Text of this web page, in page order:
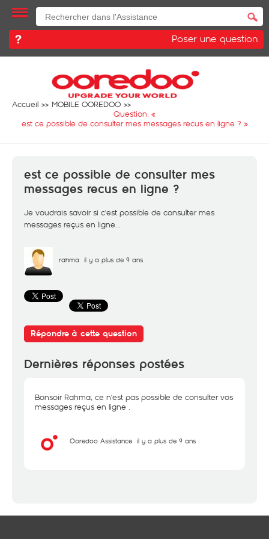
Poser une question
Accueil
MOBILE OOREDOO
Question: «
est ce possible de consulter mes messages recus en ligne ? »
est ce possible de consulter mes
messages recus en ligne ?
Je voudrais savoir si c'est possible de consulter mes
messages reçus en ligne...
rahma il y a plus de 9 ans
Répondre à cette question
Dernières réponses postées
Bonsoir Rahma, ce n'est pas possible de consulter vos
messages reçus en ligne .
Ooredoo Assistance il y a plus de 9 ans